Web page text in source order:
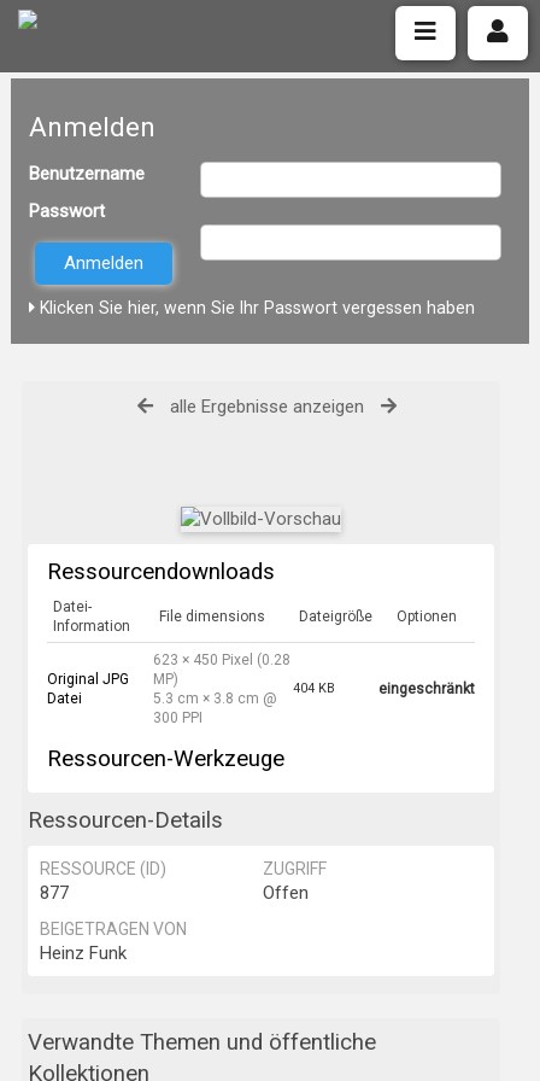
Anmelden
Benutzername
Passwort
Klicken Sie hier, wenn Sie Ihr Passwort vergessen haben
alle Ergebnisse anzeigen
Ressourcendownloads
Datei-
Information
File dimensions Dateigröße Optionen
Original JPG
Datei
623 × 450 Pixel (0.28
MP)
5.3 cm × 3.8 cm @
300 PPI
404 KB eingeschränkt
Ressourcen-Werkzeuge
Ressourcen-Details
RESSOURCE (ID)
877
ZUGRIFF
Offen
BEIGETRAGEN VON
Heinz Funk
Verwandte Themen und öffentliche
Kollektionen